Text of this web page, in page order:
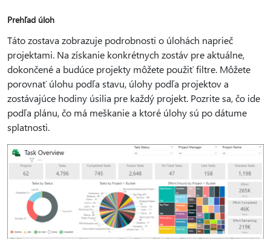
Prehľad úloh
Táto zostava zobrazuje podrobnosti o úlohách naprieč
projektami. Na získanie konkrétnych zostáv pre aktuálne,
dokončené a budúce projekty môžete použiť filtre. Môžete
porovnať úlohu podľa stavu, úlohy podľa projektov a
zostávajúce hodiny úsilia pre každý projekt. Pozrite sa, čo ide
podľa plánu, čo má meškanie a ktoré úlohy sú po dátume
splatnosti.